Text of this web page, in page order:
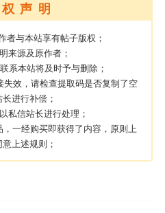
联机招募
作弊模组，
声明
者与本站享有帖子版权；
来源及原作者；
系本站将及时予与删除；
效，请检查提取码是否复制了空
进行补偿；
私信站长进行处理；
一经购买即获得了内容，原则上
上述规则；